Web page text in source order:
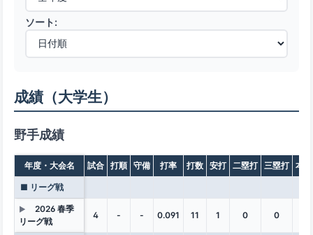
ソート:
成績（大学生）
野手成績
年度・大会名 試合 打順 守備 打率 打数 安打 二塁打 三塁打 本
■ リーグ戦
▶
2026 春季
リーグ戦
4 - - 0.091 11 1 0 0